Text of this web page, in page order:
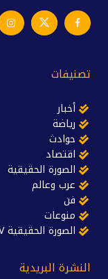
تصنيفات
أخبار
رياضة
حوادث
اقتصاد
الصورة الحقيقية
عرب وعالم
فن
منوعات
الصورة الحقيقية TV
النشرة البريدية